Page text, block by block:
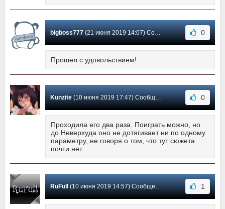
bigboss777(21 июня 2019 14:07) Сообщение #20 0
Прошел с удовольствием!
Kunzite(10 июня 2019 17:47) Сообщение #19 0
Проходила его два раза. Поиграть можно, но
до Неверхуда оно не дотягивает ни по одному
параметру, не говоря о том, что тут сюжета
почти нет.
RuFull (10 июня 2019 14:57) Сообщение #18 1